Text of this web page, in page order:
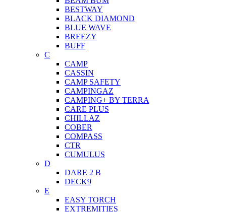
BESTWAY
BLACK DIAMOND
BLUE WAVE
BREEZY
BUFF
C
CAMP
CASSIN
CAMP SAFETY
CAMPINGAZ
CAMPING+ BY TERRA
CARE PLUS
CHILLAZ
COBER
COMPASS
CTR
CUMULUS
D
DARE 2 B
DECK9
E
EASY TORCH
EXTREMITIES